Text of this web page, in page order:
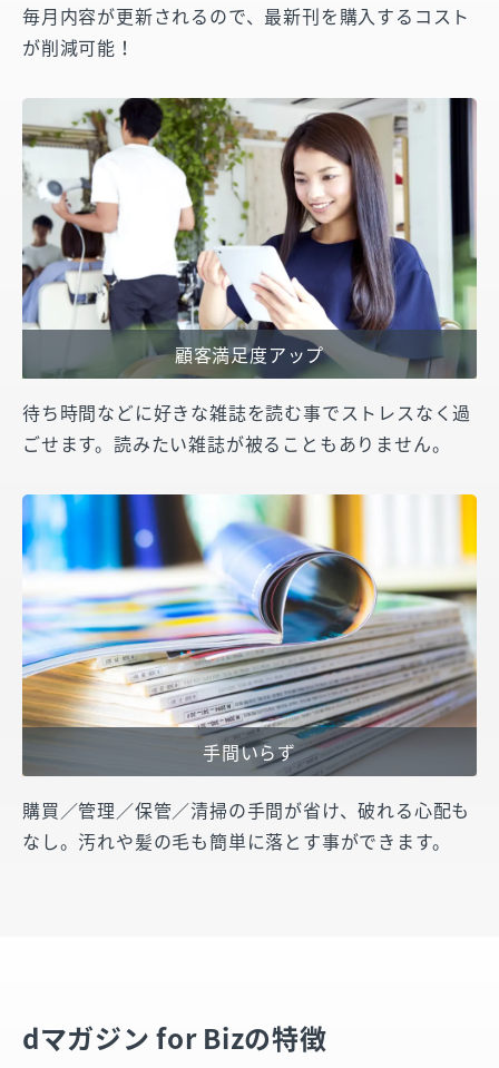
毎月内容が更新されるので、最新刊を購入するコスト
が削減可能！
顧客満足度アップ
待ち時間などに好きな雑誌を読む事でストレスなく過
ごせます。読みたい雑誌が被ることもありません。
手間いらず
購買／管理／保管／清掃の手間が省け、破れる心配も
なし。汚れや髪の毛も簡単に落とす事ができます。
dマガジン for Bizの特徴